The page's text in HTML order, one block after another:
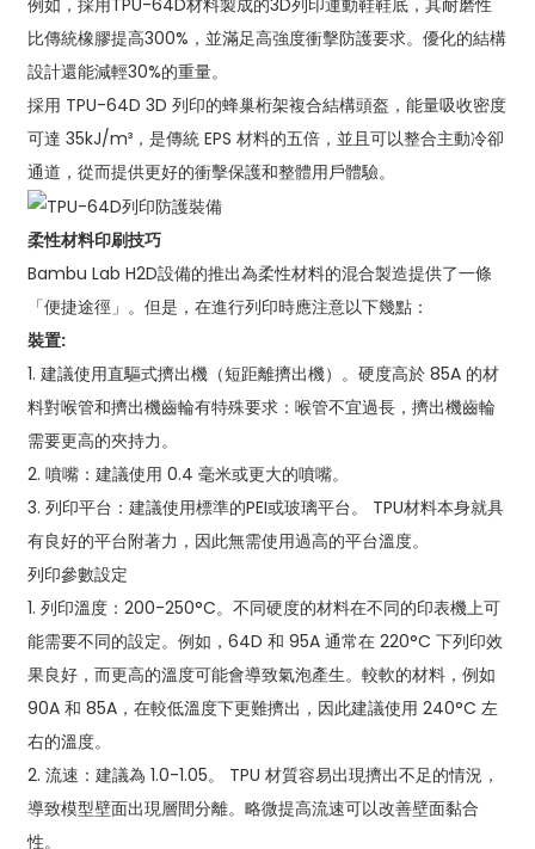
例如，採用TPU-64D材料製成的3D列印運動鞋鞋底，其耐磨性
比傳統橡膠提高300%，並滿足高強度衝擊防護要求。優化的結構
設計還能減輕30%的重量。
採用 TPU-64D 3D 列印的蜂巢桁架複合結構頭盔，能量吸收密度
可達 35kJ/m³，是傳統 EPS 材料的五倍，並且可以整合主動冷卻
通道，從而提供更好的衝擊保護和整體用戶體驗。
柔性材料印刷技巧
Bambu Lab H2D設備的推出為柔性材料的混合製造提供了一條
「便捷途徑」。但是，在進行列印時應注意以下幾點：
裝置:
1. 建議使用直驅式擠出機（短距離擠出機）。硬度高於 85A 的材
料對喉管和擠出機齒輪有特殊要求：喉管不宜過長，擠出機齒輪
需要更高的夾持力。
2. 噴嘴：建議使用 0.4 毫米或更大的噴嘴。
3. 列印平台：建議使用標準的PEI或玻璃平台。 TPU材料本身就具
有良好的平台附著力，因此無需使用過高的平台溫度。
列印參數設定
1. 列印溫度：200-250°C。不同硬度的材料在不同的印表機上可
能需要不同的設定。例如，64D 和 95A 通常在 220°C 下列印效
果良好，而更高的溫度可能會導致氣泡產生。較軟的材料，例如
90A 和 85A，在較低溫度下更難擠出，因此建議使用 240°C 左
右的溫度。
2. 流速：建議為 1.0-1.05。 TPU 材質容易出現擠出不足的情況，
導致模型壁面出現層間分離。略微提高流速可以改善壁面黏合
性。